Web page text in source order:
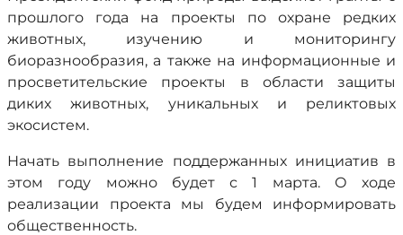
прошлого года на проекты по охране редких
животных, изучению и мониторингу
биоразнообразия, а также на информационные и
просветительские проекты в области защиты
диких животных, уникальных и реликтовых
экосистем.
Начать выполнение поддержанных инициатив в
этом году можно будет с 1 марта. О ходе
реализации проекта мы будем информировать
общественность.